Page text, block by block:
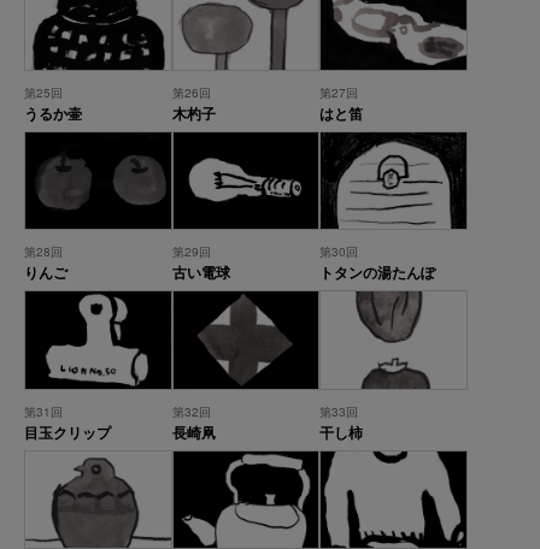
第25回
うるか壷
第26回
木杓子
第27回
はと笛
第28回
りんご
第29回
古い電球
第30回
トタンの湯たんぽ
第31回
目玉クリップ
第32回
長崎凧
第33回
干し柿